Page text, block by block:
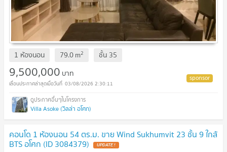
1 ห้องนอน 79.0m2 ชั้น 35
9,500,000 บาท
03/08/2026 2:30:11
Villa Asoke (วิลล่า อโศก)
คอนโด 1 ห้องนอน 54 ตร.ม. ขาย Wind Sukhumvit 23 ชั้น 9 ใกล้
BTS อโศก (ID 3084379)